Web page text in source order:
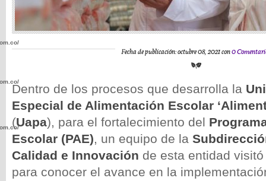
Fecha de publicación: octubre 08, 2021 con0
Dentro de los procesos que desarrolla la
Especial de Alimentación Escolar
(Uapa), para el fortalecimiento del
Escolar (PAE), un equipo de la
Calidad e Innovación de esta entidad
para conocer el avance en la
wp-
wp-
wp-